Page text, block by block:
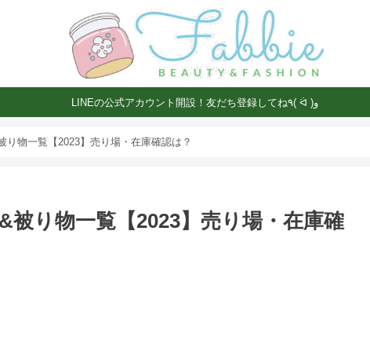
LINEの公式アカウント開設！友だち登録してね٩( ᐛ )و
り物一覧【2023】売り場・在庫確認は？
り物一覧【2023】売り場・在庫確